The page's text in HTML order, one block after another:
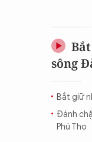
sông
Bắt giữ
Đánh
Phú Thọ